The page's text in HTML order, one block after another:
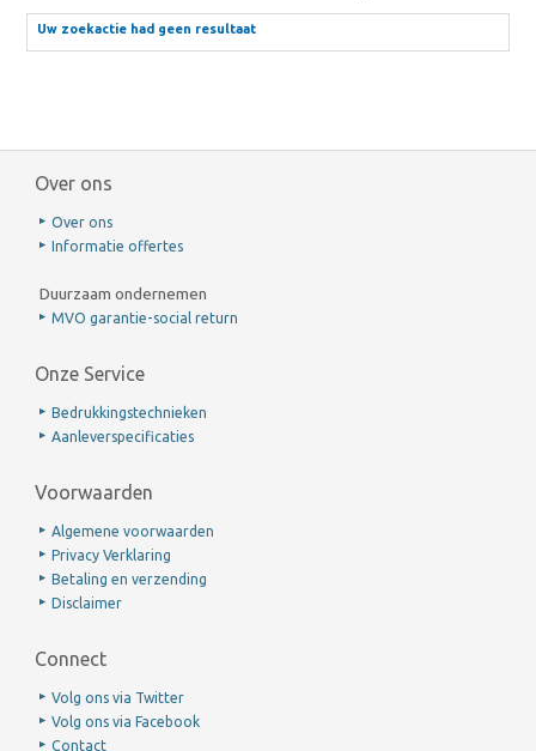
Uw zoekactie had geen resultaat
Over ons
Over ons
Informatie offertes
Duurzaam ondernemen
MVO garantie-social return
Onze Service
Bedrukkingstechnieken
Aanleverspecificaties
Voorwaarden
Algemene voorwaarden
Privacy Verklaring
Betaling en verzending
Disclaimer
Connect
Volg ons via Twitter
Volg ons via Facebook
Contact